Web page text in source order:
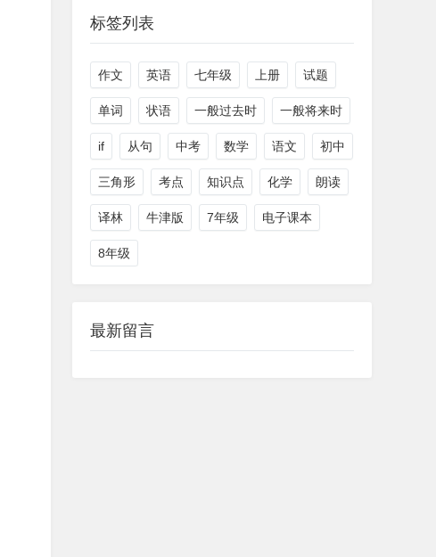
标签列表
作文 英语 七年级 上册 试题
单词 状语 一般过去时 一般将来时
if 从句 中考 数学 语文 初中
三角形 考点 知识点 化学 朗读
译林 牛津版 7年级 电子课本
8年级
最新留言